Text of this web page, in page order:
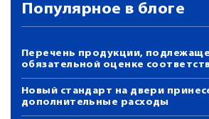
Популярное в блоге
Перечень продукции,
обязательной оценке
Новый стандарт на двери
дополнительные расходы